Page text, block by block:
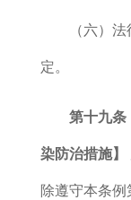
（六）
定。
第十九条
染防治措施】
除遵守本条